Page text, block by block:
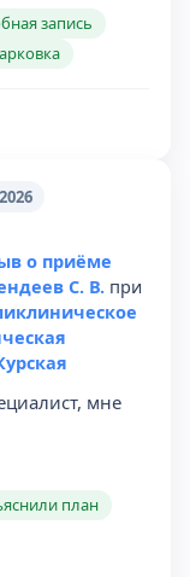
запись
о приёме
С. В. при
мне
план